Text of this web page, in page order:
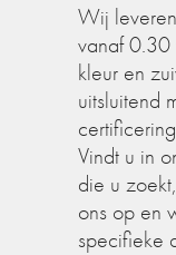
Wij
vanaf 0.30
kleur en
uitsluitend
Vindt u in
die u
ons op en
specifieke